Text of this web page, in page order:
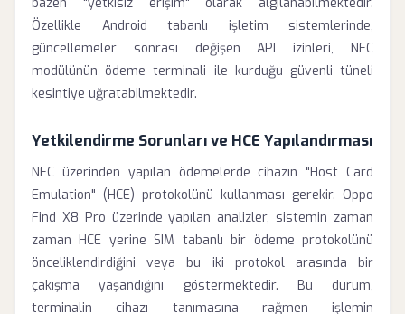
Özellikle Android tabanlı işletim sistemlerinde,
güncellemeler sonrası değişen API izinleri, NFC
modülünün ödeme terminali ile kurduğu güvenli tüneli
kesintiye uğratabilmektedir.
Yetkilendirme Sorunları ve HCE Yapılandırması
NFC üzerinden yapılan ödemelerde cihazın "Host Card
Emulation" (HCE) protokolünü kullanması gerekir. Oppo
Find X8 Pro üzerinde yapılan analizler, sistemin zaman
zaman HCE yerine SIM tabanlı bir ödeme protokolünü
önceliklendirdiğini veya bu iki protokol arasında bir
çakışma yaşandığını göstermektedir. Bu durum,
terminalin cihazı tanımasına rağmen işlemin